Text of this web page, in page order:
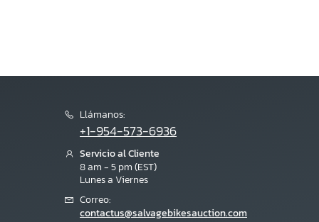
Llámanos:
+1-954-573-6936
Servicio al Cliente
8 am - 5 pm (EST)
Lunes a Viernes
Correo:
contactus@salvagebikesauction.com